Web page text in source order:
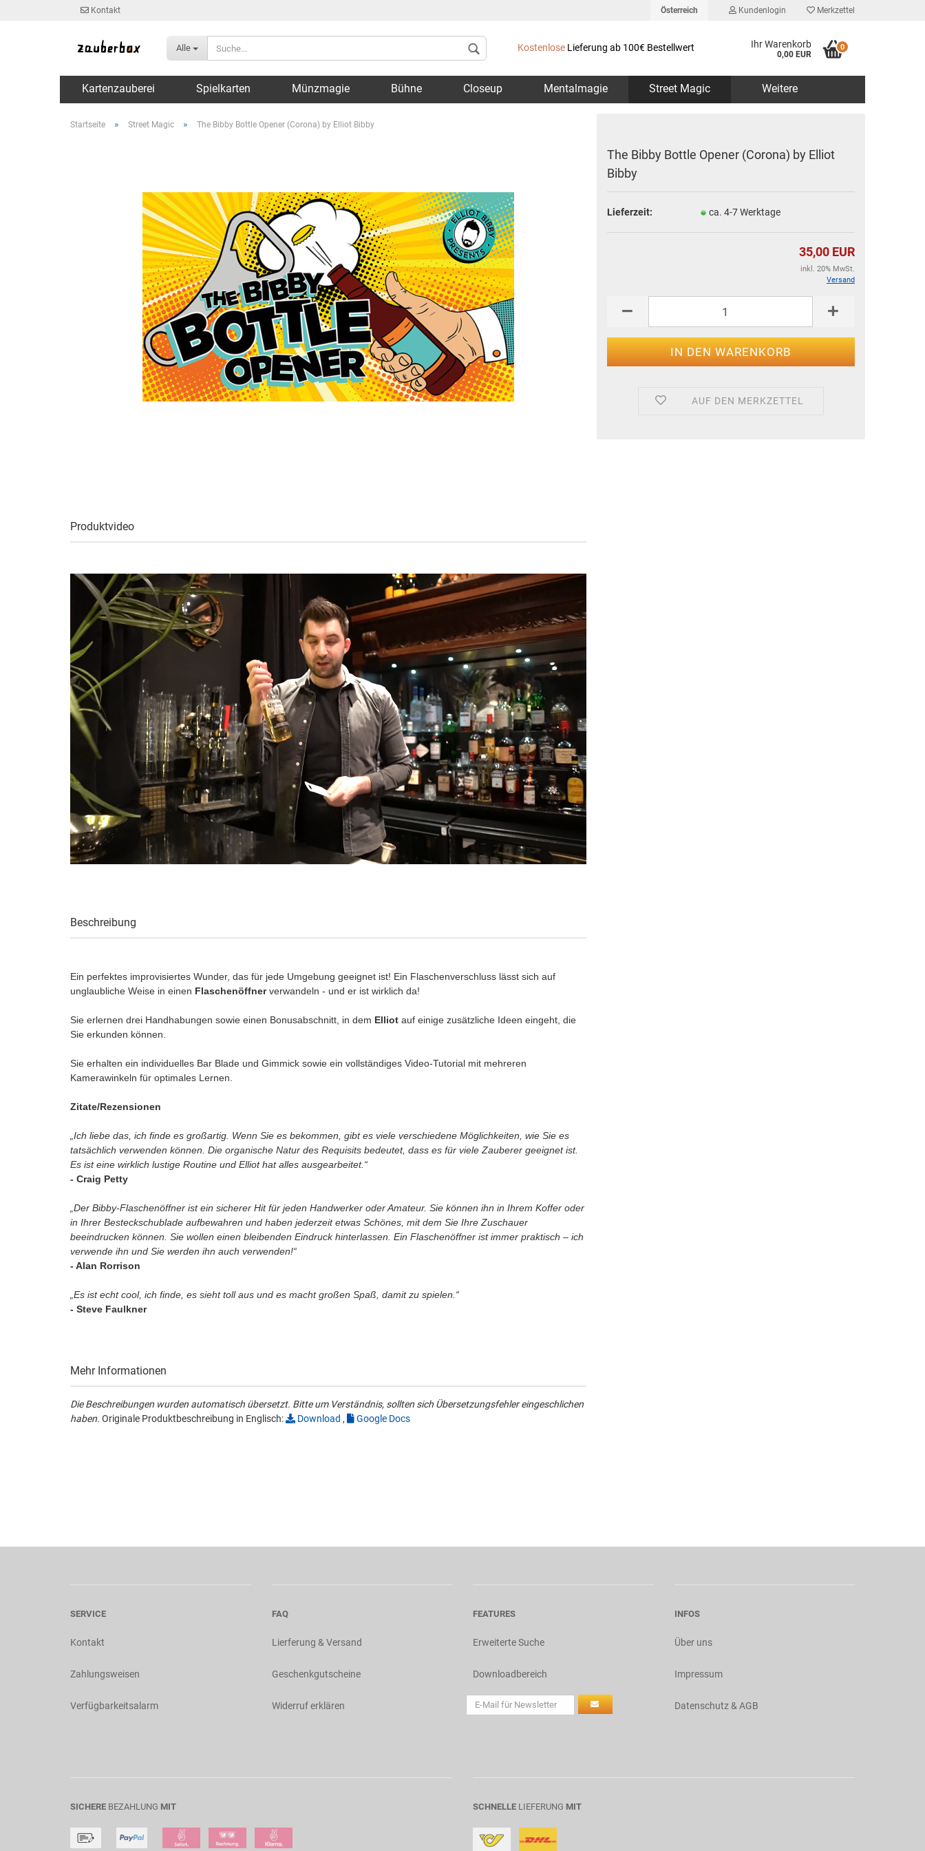
Kontakt Österreich
Lieferland
Kundenlogin Merkzettel
Alle Kostenlose Lieferung ab 100€ Bestellwert Ihr Warenkorb
0,00 EUR
0
Kartenzauberei Spielkarten Münzmagie Bühne Closeup Mentalmagie Street Magic Weitere
Startseite » Street Magic » The Bibby Bottle Opener (Corona) by Elliot Bibby
The Bibby Bottle Opener (Corona) by Elliot
Bibby
Lieferzeit: ca. 4-7 Werktage
35,00 EUR
inkl. 20% MwSt.
Versand
AUF DEN MERKZETTEL
Produktvideo
Beschreibung
Ein perfektes improvisiertes Wunder, das für jede Umgebung geeignet ist! Ein Flaschenverschluss lässt sich auf
unglaubliche Weise in einen Flaschenöffnerverwandeln - und er ist wirklich da!
Sie erlernen drei Handhabungen sowie einen Bonusabschnitt, in dem Elliot auf einige zusätzliche Ideen eingeht, die
Sie erkunden können.
Sie erhalten ein individuelles Bar Blade und Gimmick sowie ein vollständiges Video-Tutorial mit mehreren
Kamerawinkeln für optimales Lernen.
Zitate/Rezensionen
„Ich liebe das, ich finde es großartig. Wenn Sie es bekommen, gibt es viele verschiedene Möglichkeiten, wie Sie es
tatsächlich verwenden können. Die organische Natur des Requisits bedeutet, dass es für viele Zauberer geeignet ist.
Es ist eine wirklich lustige Routine und Elliot hat alles ausgearbeitet.“
- Craig Petty
„Der Bibby-Flaschenöffner ist ein sicherer Hit für jeden Handwerker oder Amateur. Sie können ihn in Ihrem Koffer oder
in Ihrer Besteckschublade aufbewahren und haben jederzeit etwas Schönes, mit dem Sie Ihre Zuschauer
beeindrucken können. Sie wollen einen bleibenden Eindruck hinterlassen. Ein Flaschenöffner ist immer praktisch – ich
verwende ihn und Sie werden ihn auch verwenden!“
- Alan Rorrison
„Es ist echt cool, ich finde, es sieht toll aus und es macht großen Spaß, damit zu spielen.“
- Steve Faulkner
Mehr Informationen
Die Beschreibungen wurden automatisch übersetzt. Bitte um Verständnis, sollten sich Übersetzungsfehler eingeschlichen
haben. Originale Produktbeschreibung in Englisch: Download , Google Docs
SERVICE
Kontakt
Zahlungsweisen
Verfügbarkeitsalarm
FAQ
Lierferung & Versand
Geschenkgutscheine
Widerruf erklären
FEATURES
Erweiterte Suche
Downloadbereich
INFOS
Über uns
Impressum
Datenschutz & AGB
SICHERE BEZAHLUNG MIT SCHNELLE LIEFERUNG MIT